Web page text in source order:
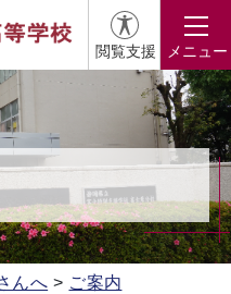
閲覧支援 メニュー
んへ ご案内